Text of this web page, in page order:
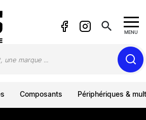
search MENU
Composants Périphériques &